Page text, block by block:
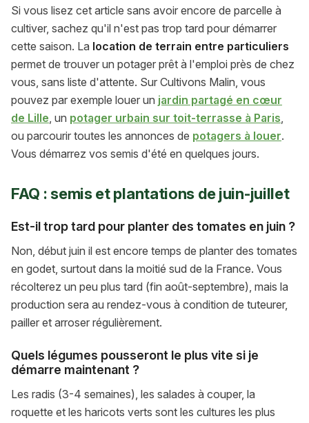
Si vous lisez cet article sans avoir encore de parcelle à
cultiver, sachez qu'il n'est pas trop tard pour démarrer
cette saison. La location de terrain entre particuliers
permet de trouver un potager prêt à l'emploi près de chez
vous, sans liste d'attente. Sur Cultivons Malin, vous
pouvez par exemple louer un jardin partagé en cœur
de Lille, un potager urbain sur toit-terrasse à Paris,
ou parcourir toutes les annonces de potagers à louer.
Vous démarrez vos semis d'été en quelques jours.
FAQ : semis et plantations de juin-juillet
Est-il trop tard pour planter des tomates en juin ?
Non, début juin il est encore temps de planter des tomates
en godet, surtout dans la moitié sud de la France. Vous
récolterez un peu plus tard (fin août-septembre), mais la
production sera au rendez-vous à condition de tuteurer,
pailler et arroser régulièrement.
Quels légumes pousseront le plus vite si je
démarre maintenant ?
Les radis (3-4 semaines), les salades à couper, la
roquette et les haricots verts sont les cultures les plus